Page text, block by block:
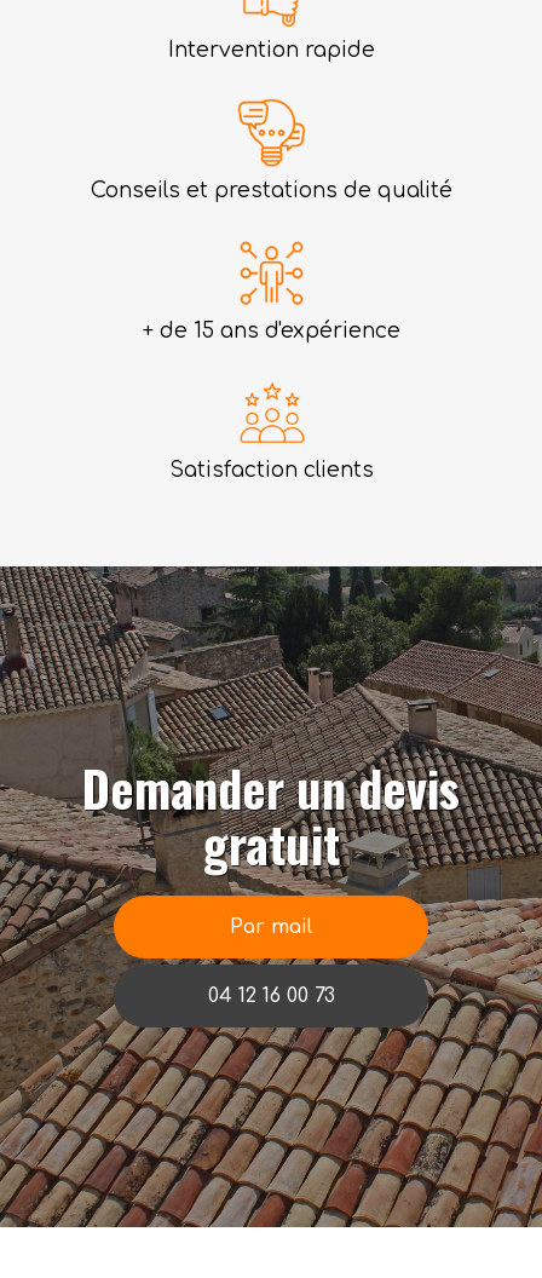
Intervention rapide
Conseils et prestations de qualité
+ de 15 ans d'expérience
Satisfaction clients
Demander un devis
gratuit
Par mail
04 12 16 00 73